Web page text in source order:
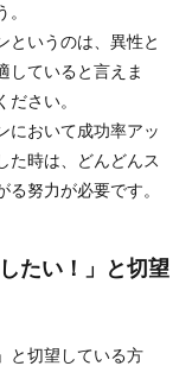
というのは、異性と
していると言えま
さい。
において成功率アッ
た時は、どんどんス
努力が必要です。
たい！」と切望
と切望している方